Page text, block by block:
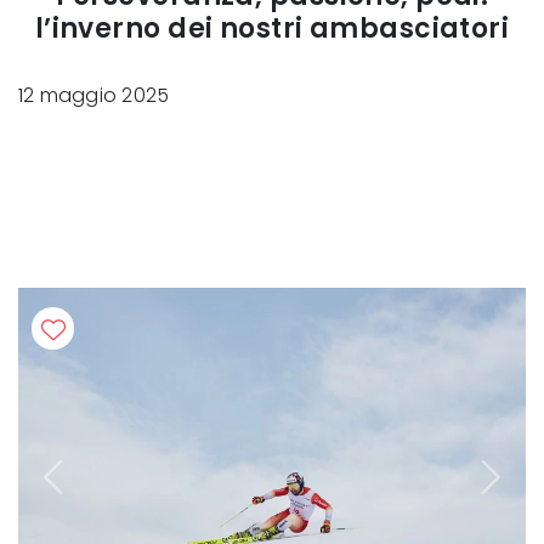
l’inverno dei nostri ambasciatori
12 maggio 2025
Previous Next